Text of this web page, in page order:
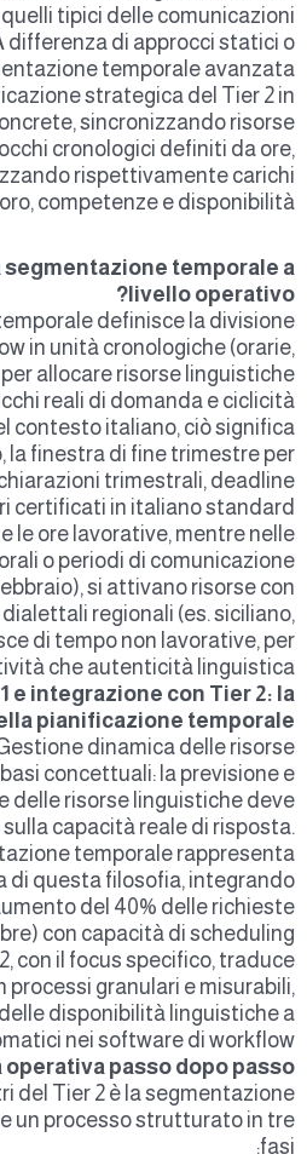
tipici delle comunicazioni
differenza di approcci statici o
temporale avanzata
strategica del Tier 2 in
sincronizzando risorse
cronologici definiti da ore,
rispettivamente carichi
competenze e disponibilità.
segmentazione temporale a
livello operativo?
definisce la divisione
in unità cronologiche (orarie,
allocare risorse linguistiche
reali di domanda e ciclicità
contesto italiano, ciò significa
la finestra di fine trimestre per
trimestrali, deadline
certificati in italiano standard
le ore lavorative, mentre nelle
o periodi di comunicazione
si attivano risorse con
regionali (es. siciliano,
di tempo non lavorative, per
che autenticità linguistica.
e integrazione con Tier 2: la
pianificazione temporale
dinamica delle risorse
concettuali: la previsione e
delle risorse linguistiche deve
capacità reale di risposta.
temporale rappresenta
di questa filosofia, integrando
del 40% delle richieste
con capacità di scheduling
con il focus specifico, traduce
processi granulari e misurabili,
disponibilità linguistiche a
nei software di workflow.
passo dopo passo
del Tier 2 è la segmentazione
un processo strutturato in tre
fasi: